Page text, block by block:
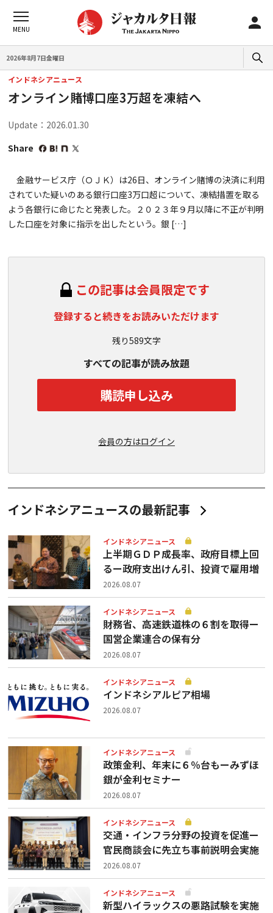
2026年8月7日金曜日
インドネシアニュース
オンライン賭博口座3万超を凍結へ
Update：2026.01.30
Share
金融サービス庁（ＯＪＫ）は26日、オンライン賭博の決済に利用
されていた疑いのある銀行口座3万口超について、凍結措置を取る
よう各銀行に命じたと発表した。２０２３年９月以降に不正が判明
した口座を対象に指示を出したという。銀 […]
この記事は会員限定です
登録すると続きをお読みいただけます
残り589文字
すべての記事が読み放題
購読申し込み
会員の方はログイン
インドネシアニュースの最新記事
インドネシアニュース
上半期ＧＤＰ成長率、政府目標上回
るー政府支出けん引、投資で雇用増
2026.08.07
インドネシアニュース
財務省、高速鉄道株の６割を取得ー
国営企業連合の保有分
2026.08.07
インドネシアニュース
インドネシアルピア相場
2026.08.07
インドネシアニュース
政策金利、年末に６％台もーみずほ
銀が金利セミナー
2026.08.07
インドネシアニュース
交通・インフラ分野の投資を促進ー
官民商談会に先立ち事前説明会実施
2026.08.07
インドネシアニュース
新型ハイラックスの悪路試験を実施